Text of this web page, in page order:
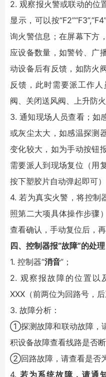
2. 观察报火警或联动的位
显示，可以按
询火警信息；在屏幕下方
应设备数量，如警铃、广
动设备后有反馈，如防火
反馈，此时需要派工作
阀、关闭送风阀、上升防
3. 通知现场人员查看；如
或灰尘太大，如感温探测
变化较大，如为手动按钮
需要派人到现场复位（用
按下塑胶片自动弹起即可）
4. 若为真实火警，将控制
照第二大项具体操作步骤
查看确认，手动复位后，
四、 控制器报“故障”的处理
1. 控制器“消音”；
2. 观察报故障的位置以
XXX（前两位为回路号，后
3. 故障分析：
①探测故障和联动故障，
积设备故障查看线路是否断
②回路故障，请查看是否
4. 若为系统故障，请通